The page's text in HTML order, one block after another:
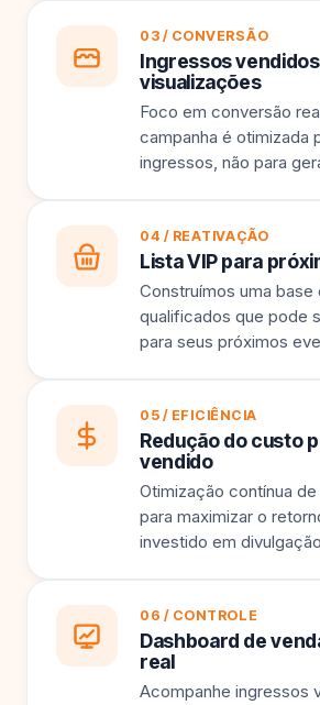
03 / CONVERSÃO
Ingressos
visualizações
Foco em conversão
campanha é otimizada
ingressos, não para
04 / REATIVAÇÃO
Lista VIP para
Construímos uma
qualificados que pode
para seus próximos
05 / EFICIÊNCIA
Redução do custo
vendido
Otimização contínua
para maximizar o
investido em
06 / CONTROLE
Dashboard de
real
Acompanhe ingressos